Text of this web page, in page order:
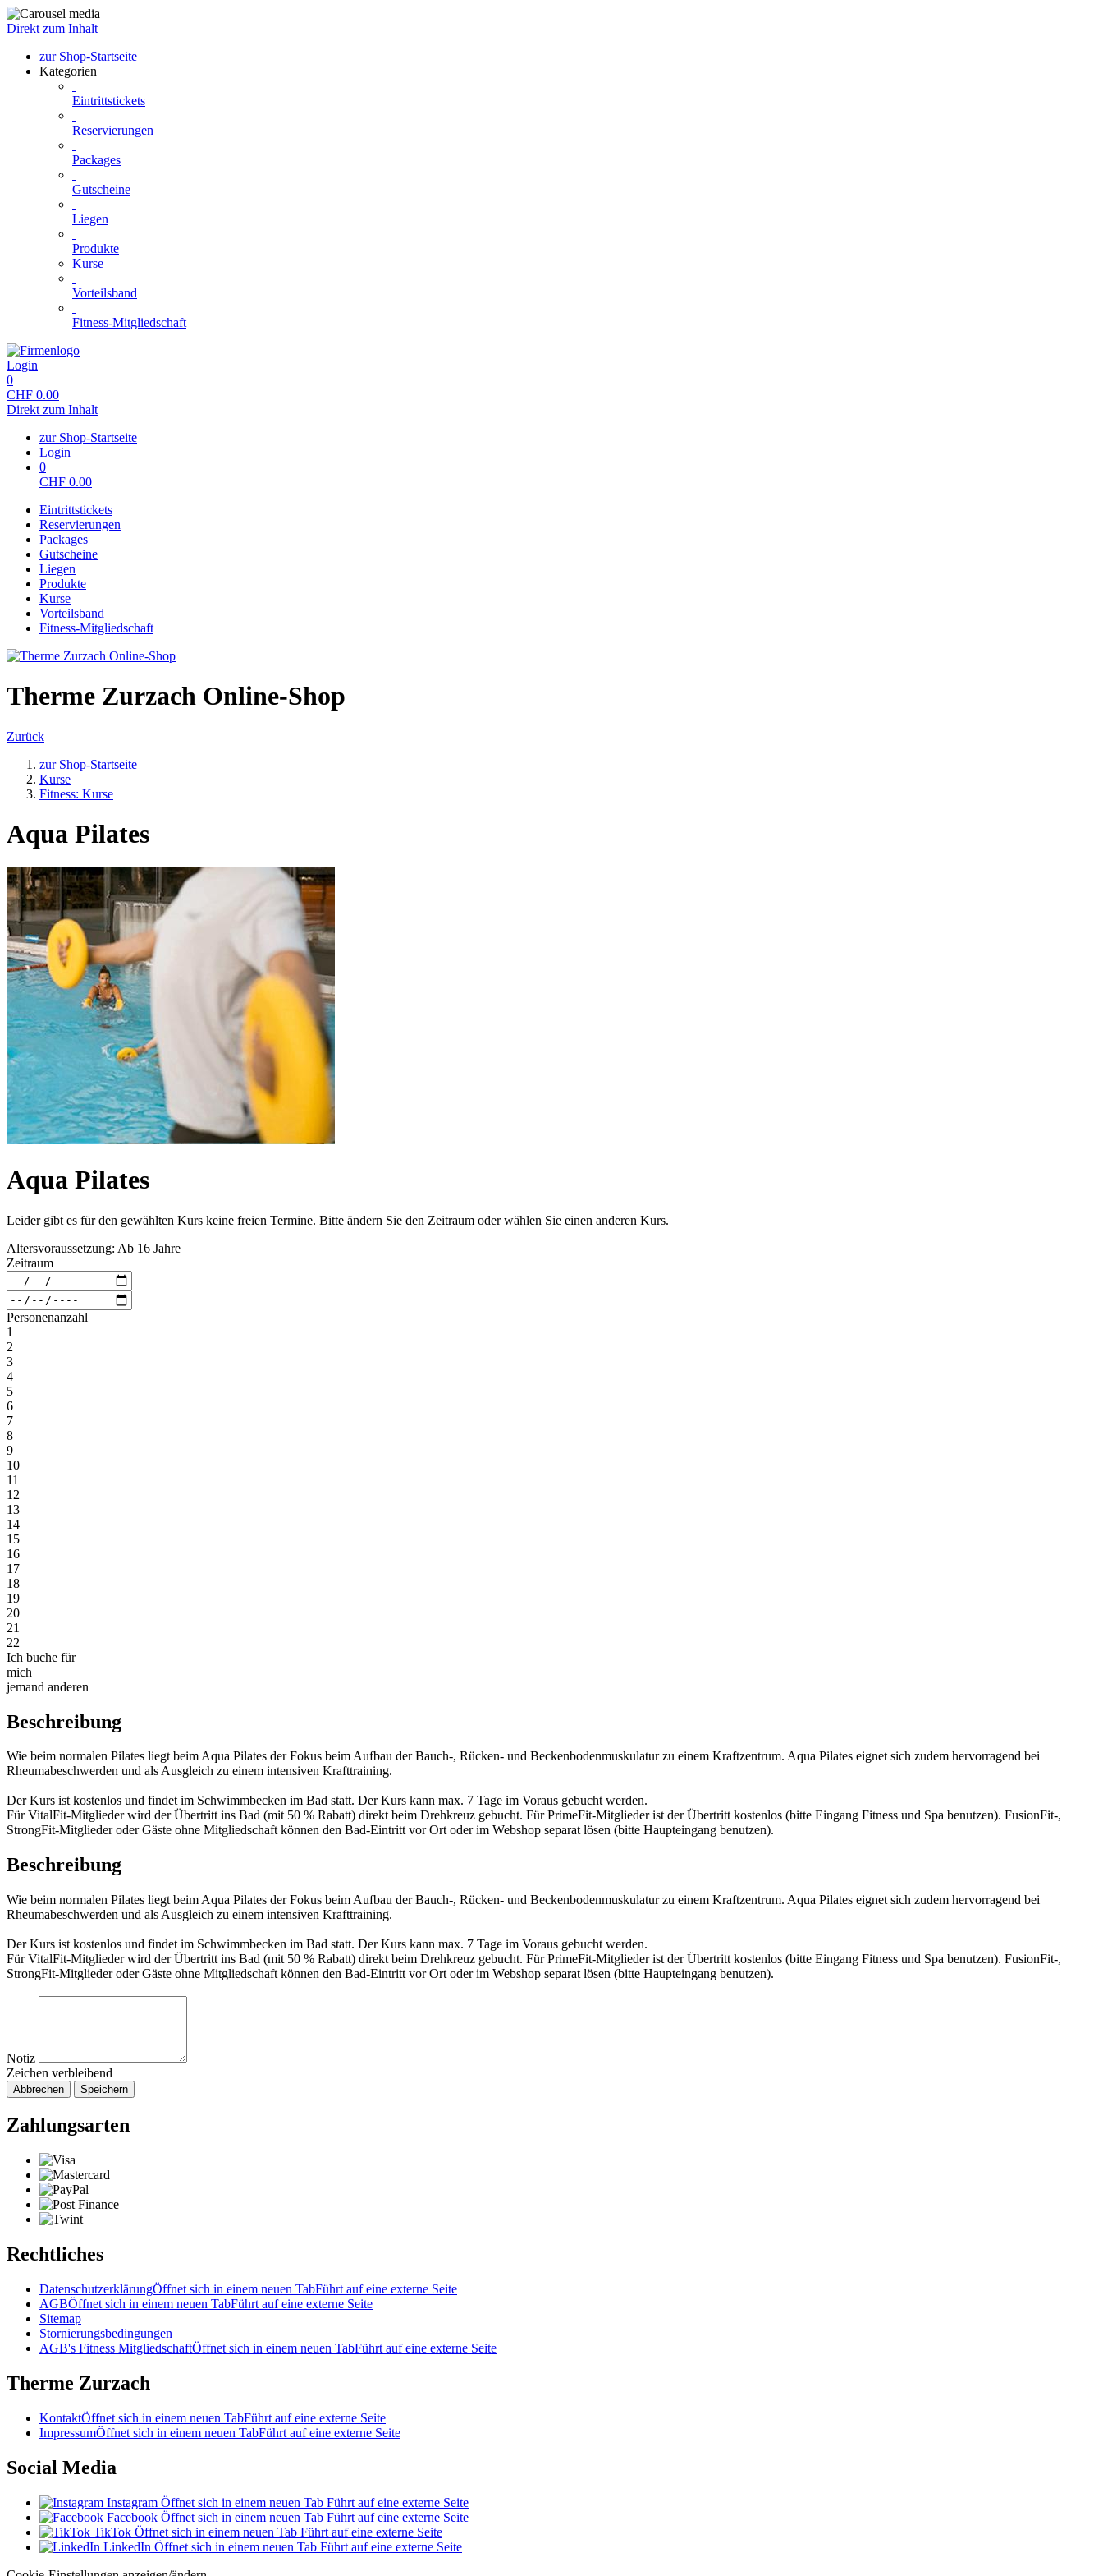
Direkt zum Inhalt
zur Shop-Startseite
Kategorien
Eintrittstickets
Reservierungen
Packages
Gutscheine
Liegen
Produkte
Kurse
Vorteilsband
Fitness-Mitgliedschaft
Login
0
CHF 0.00
Direkt zum Inhalt
zur Shop-Startseite
Login
0
CHF 0.00
Eintrittstickets
Reservierungen
Packages
Gutscheine
Liegen
Produkte
Kurse
Vorteilsband
Fitness-Mitgliedschaft
Therme Zurzach Online-Shop
Zurück
zur Shop-Startseite
Kurse
Fitness: Kurse
Aqua Pilates
Aqua Pilates
Leider gibt es für den gewählten Kurs keine freien Termine. Bitte ändern Sie den Zeitraum oder wählen Sie einen anderen Kurs.
Altersvoraussetzung: Ab 16 Jahre
Zeitraum
Personenanzahl
1
2
3
4
5
6
7
8
9
10
11
12
13
14
15
16
17
18
19
20
21
22
Ich buche für
mich
jemand anderen
Beschreibung
Wie beim normalen Pilates liegt beim Aqua Pilates der Fokus beim Aufbau der Bauch-, Rücken- und Beckenbodenmuskulatur zu einem Kraftzentrum. Aqua Pilates eignet sich zudem hervorragend bei
Rheumabeschwerden und als Ausgleich zu einem intensiven Krafttraining.
Der Kurs ist kostenlos und findet im Schwimmbecken im Bad statt. Der Kurs kann max. 7 Tage im Voraus gebucht werden.
Für VitalFit-Mitglieder wird der Übertritt ins Bad (mit 50 % Rabatt) direkt beim Drehkreuz gebucht. Für PrimeFit-Mitglieder ist der Übertritt kostenlos (bitte Eingang Fitness und Spa benutzen). FusionFit-,
StrongFit-Mitglieder oder Gäste ohne Mitgliedschaft können den Bad-Eintritt vor Ort oder im Webshop separat lösen (bitte Haupteingang benutzen).
Beschreibung
Wie beim normalen Pilates liegt beim Aqua Pilates der Fokus beim Aufbau der Bauch-, Rücken- und Beckenbodenmuskulatur zu einem Kraftzentrum. Aqua Pilates eignet sich zudem hervorragend bei
Rheumabeschwerden und als Ausgleich zu einem intensiven Krafttraining.
Der Kurs ist kostenlos und findet im Schwimmbecken im Bad statt. Der Kurs kann max. 7 Tage im Voraus gebucht werden.
Für VitalFit-Mitglieder wird der Übertritt ins Bad (mit 50 % Rabatt) direkt beim Drehkreuz gebucht. Für PrimeFit-Mitglieder ist der Übertritt kostenlos (bitte Eingang Fitness und Spa benutzen). FusionFit-,
StrongFit-Mitglieder oder Gäste ohne Mitgliedschaft können den Bad-Eintritt vor Ort oder im Webshop separat lösen (bitte Haupteingang benutzen).
Notiz
Zeichen verbleibend
Abbrechen Speichern
Zahlungsarten
Rechtliches
DatenschutzerklärungÖffnet sich in einem neuen TabFührt auf eine externe Seite
AGBÖffnet sich in einem neuen TabFührt auf eine externe Seite
Sitemap
Stornierungsbedingungen
AGB's Fitness MitgliedschaftÖffnet sich in einem neuen TabFührt auf eine externe Seite
Therme Zurzach
KontaktÖffnet sich in einem neuen TabFührt auf eine externe Seite
ImpressumÖffnet sich in einem neuen TabFührt auf eine externe Seite
Social Media
Instagram Öffnet sich in einem neuen Tab Führt auf eine externe Seite
Facebook Öffnet sich in einem neuen Tab Führt auf eine externe Seite
TikTok Öffnet sich in einem neuen Tab Führt auf eine externe Seite
LinkedIn Öffnet sich in einem neuen Tab Führt auf eine externe Seite